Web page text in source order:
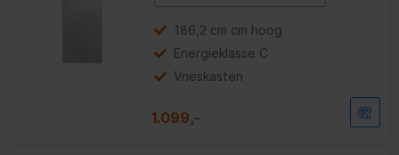
Youreko’s
voor
energiebesparing.
186,2 cm cm hoog
Energieklasse C
Vrieskasten
1.099,-